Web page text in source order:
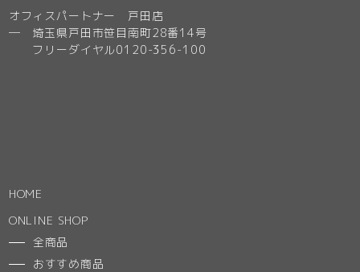
オフィスパートナー 戸田店
─ 埼玉県戸田市笹目南町28番14号
フリーダイヤル0120-356-100
HOME
ONLINE SHOP
全商品
おすすめ商品